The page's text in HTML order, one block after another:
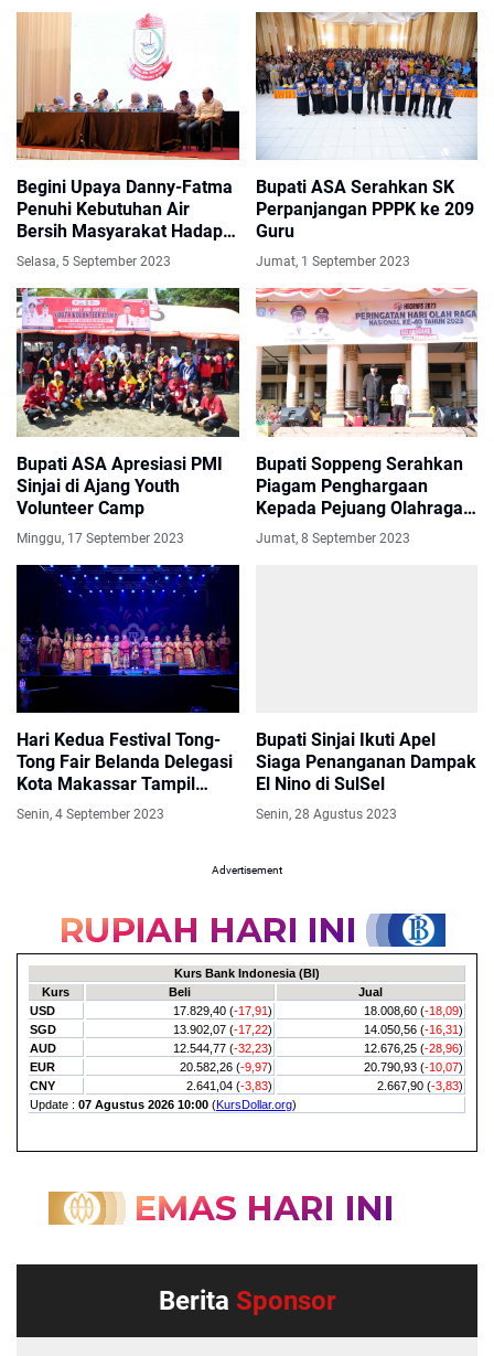
Begini Upaya Danny-Fatma
Penuhi Kebutuhan Air
Bersih Masyarakat Hadapi
Kemarau Panjang
Selasa, 5 September 2023
Bupati ASA Serahkan SK
Perpanjangan PPPK ke 209
Guru
Jumat, 1 September 2023
Bupati ASA Apresiasi PMI
Sinjai di Ajang Youth
Volunteer Camp
Minggu, 17 September 2023
Bupati Soppeng Serahkan
Piagam Penghargaan
Kepada Pejuang Olahraga
Disabilitas di Haornas ke-
Jumat, 8 September 2023
Hari Kedua Festival Tong-
Tong Fair Belanda Delegasi
Kota Makassar Tampil
Memukau
Senin, 4 September 2023
Bupati Sinjai Ikuti Apel
Siaga Penanganan Dampak
El Nino di SulSel
Senin, 28 Agustus 2023
Advertisement
Berita Sponsor